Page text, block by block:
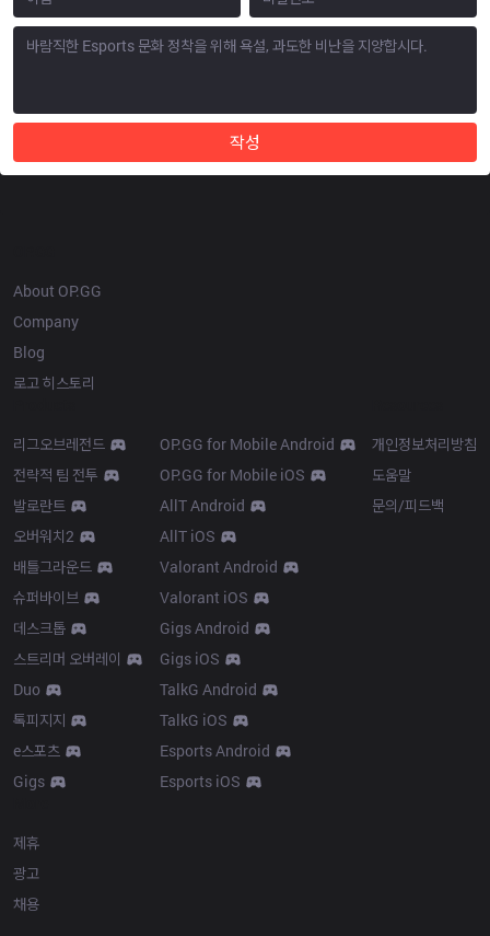
작성
About OP.GG
Company
Blog
로고 히스토리
리그오브레전드
전략적 팀 전투
발로란트
오버워치2
배틀그라운드
슈퍼바이브
데스크톱
스트리머 오버레이
Duo
톡피지지
e스포츠
Gigs
OP.GG for Mobile Android
OP.GG for Mobile iOS
AllT Android
AllT iOS
Valorant Android
Valorant iOS
Gigs Android
Gigs iOS
TalkG Android
TalkG iOS
Esports Android
Esports iOS
개인정보처리방침
도움말
문의/피드백
제휴
광고
채용